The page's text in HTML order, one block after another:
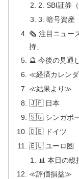
2. SBI証券（
3. 暗号資産
🗞 注目ニュー
持」
🔮 今後の見通
≪経済カレン
≪結果より≫
🇯🇵 日本
🇸🇬 シンガポ
🇩🇪 ドイツ
🇪🇺 ユーロ圏
📊 本日の総
≪評価損益≫